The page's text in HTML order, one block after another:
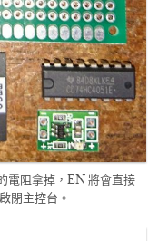
阻拿掉，EN 將會直接
閉主控台。